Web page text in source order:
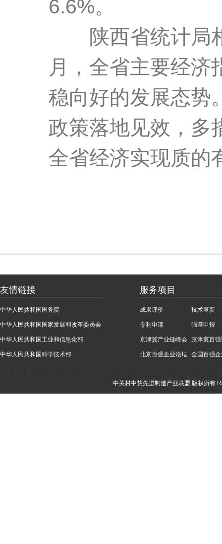
6.6%。
陕西省统计局相
月，全省主要经济
稳向好的发展态势
政策落地见效，多
全省经济实现质的
友情链接
中华人民共和国国务院
中华人民共和国国家发展和改革委员会
中华人民共和国工业和信息化部
中华人民共和国科学技术部
服务项目
成果评价 技术查新
专利申请 强基申报
京津冀产业链峰会 京津冀百
北京百强企业论坛 全国百强
中关村中慧先进制造产业联盟 版权所有